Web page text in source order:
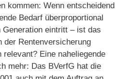
kommen: Wenn entscheidend
Bedarf überproportional
Generation eintritt – ist das
der Rentenversicherung
Eine naheliegende
mehr: Das BVerfG hat die